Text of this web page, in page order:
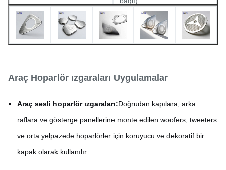
Dayanıklılık ±0,01mm
vb.
Kalınlığı 0.02mm - 1.5mm
Araç Hoparlör ızgaraları Uygulamalar
Araç sesli hoparlör ızgaraları:Doğrudan kapılara, arka
raflara ve gösterge panellerine monte edilen woofers, tweeters
ve orta yelpazede hoparlörler için koruyucu ve dekoratif bir
kapak olarak kullanılır.